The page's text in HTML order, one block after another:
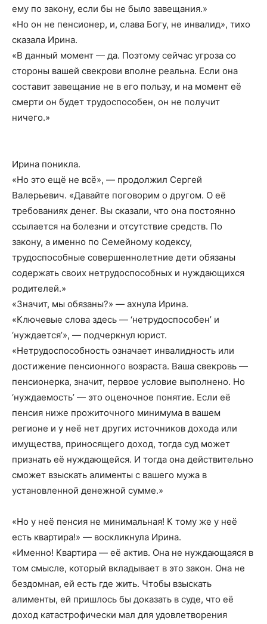
ему по закону, если бы не было завещания.»
«Но он не пенсионер, и, слава Богу, не инвалид», тихо
сказала Ирина.
«В данный момент — да. Поэтому сейчас угроза со
стороны вашей свекрови вполне реальна. Если она
составит завещание не в его пользу, и на момент её
смерти он будет трудоспособен, он не получит
ничего.»
Ирина поникла.
«Но это ещё не всё», — продолжил Сергей
Валерьевич. «Давайте поговорим о другом. О её
требованиях денег. Вы сказали, что она постоянно
ссылается на болезни и отсутствие средств. По
закону, а именно по Семейному кодексу,
трудоспособные совершеннолетние дети обязаны
содержать своих нетрудоспособных и нуждающихся
родителей.»
«Значит, мы обязаны?» — ахнула Ирина.
«Ключевые слова здесь — ‘нетрудоспособен’ и
‘нуждается’», — подчеркнул юрист.
«Нетрудоспособность означает инвалидность или
достижение пенсионного возраста. Ваша свекровь —
пенсионерка, значит, первое условие выполнено. Но
‘нуждаемость’ — это оценочное понятие. Если её
пенсия ниже прожиточного минимума в вашем
регионе и у неё нет других источников дохода или
имущества, приносящего доход, тогда суд может
признать её нуждающейся. И тогда она действительно
сможет взыскать алименты с вашего мужа в
установленной денежной сумме.»
«Но у неё пенсия не минимальная! К тому же у неё
есть квартира!» — воскликнула Ирина.
«Именно! Квартира — её актив. Она не нуждающаяся в
том смысле, который вкладывает в это закон. Она не
бездомная, ей есть где жить. Чтобы взыскать
алименты, ей пришлось бы доказать в суде, что её
доход катастрофически мал для удовлетворения